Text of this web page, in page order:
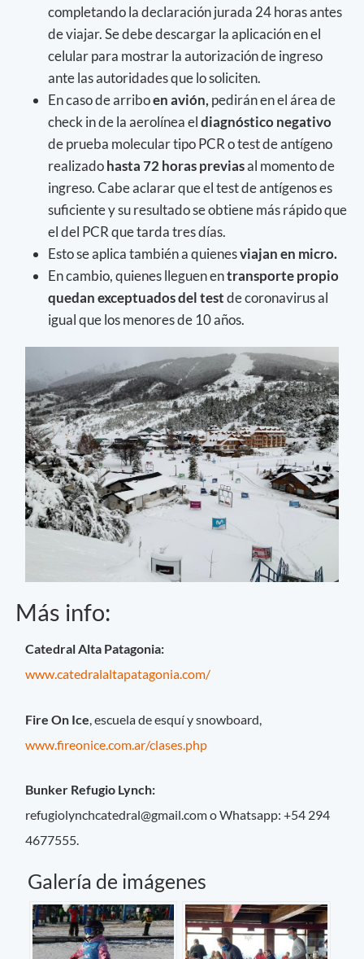
completando la declaración jurada 24 horas antes
de viajar. Se debe descargar la aplicación en el
celular para mostrar la autorización de ingreso
ante las autoridades que lo soliciten.
En caso de arriboen avión, pedirán en el área de
check in de la aerolínea eldiagnóstico negativo
de prueba molecular tipo PCR o test de antígeno
realizadohasta 72 horas previasal momento de
ingreso. Cabe aclarar que el test de antígenos es
suficiente y su resultado se obtiene más rápido que
el del PCR que tarda tres días.
Esto se aplica también a quienesviajan en micro.
En cambio, quienes lleguen entransporte propio
quedan exceptuados del testde coronavirus al
igual que los menores de 10 años.
Más info:
Catedral Alta Patagonia:
www.catedralaltapatagonia.com/
Fire On Ice , escuela de esquí y snowboard,
www.fireonice.com.ar/clases.php
Bunker Refugio Lynch:
refugiolynchcatedral@gmail.como Whatsapp: +54 294
4677555.
Galería de imágenes